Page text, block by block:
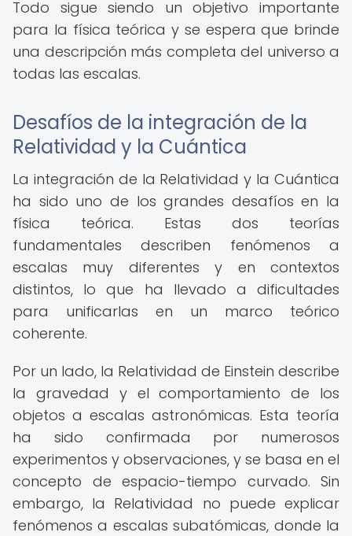
Todo sigue siendo un objetivo importante
para la física teórica y se espera que brinde
una descripción más completa del universo a
todas las escalas.
Desafíos de la integración de la
Relatividad y la Cuántica
La integración de la Relatividad y la Cuántica
ha sido uno de los grandes desafíos en la
física teórica. Estas dos teorías
fundamentales describen fenómenos a
escalas muy diferentes y en contextos
distintos, lo que ha llevado a dificultades
para unificarlas en un marco teórico
coherente.
Por un lado, la Relatividad de Einstein describe
la gravedad y el comportamiento de los
objetos a escalas astronómicas. Esta teoría
ha sido confirmada por numerosos
experimentos y observaciones, y se basa en el
concepto de espacio-tiempo curvado. Sin
embargo, la Relatividad no puede explicar
fenómenos a escalas subatómicas, donde la